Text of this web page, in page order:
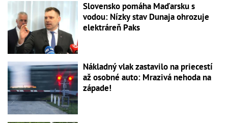
Slovensko pomáha Maďarsku s
vodou: Nízky stav Dunaja ohrozuje
elektráreň Paks
Nákladný vlak zastavilo na priecestí
až osobné auto: Mrazivá nehoda na
západe!